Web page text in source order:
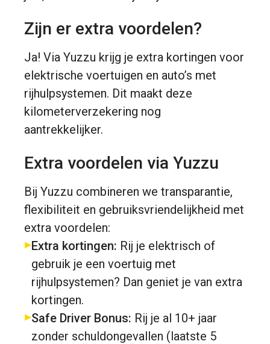
Zijn er extra voordelen?
Ja! Via Yuzzu krijg je extra kortingen voor
elektrische voertuigen en auto’s met
rijhulpsystemen. Dit maakt deze
kilometerverzekering nog
aantrekkelijker.
Extra voordelen via Yuzzu
Bij Yuzzu combineren we transparantie,
flexibiliteit en gebruiksvriendelijkheid met
extra voordelen:
Extra kortingen: Rij je elektrisch of
gebruik je een voertuig met
rijhulpsystemen? Dan geniet je van extra
kortingen.
Safe Driver Bonus: Rij je al 10+ jaar
zonder schuldongevallen (laatste 5